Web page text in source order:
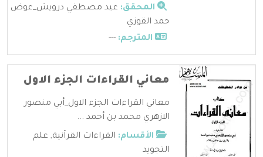
المحقق: عيد مصطفي درويش_عوض
حمد القوزي
المترجم: ---
معاني القراءات الجزء الاول
معاني القراءات الجزء الاول_أبي منصور
الازهري محمد بن أحمد ...
الأقسام: القراءات القرآنية, علم
التجويد